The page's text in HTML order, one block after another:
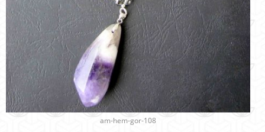
am-hem-gor-108